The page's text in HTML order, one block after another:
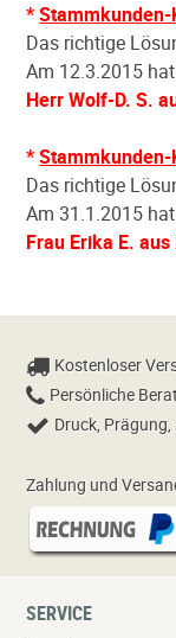
*
Das richtige
Am 12.3.2015
Herr Wolf-D. S.
*
Das richtige
Am 31.1.2015
Frau Erika E.
Kostenloser
Persönliche
Druck,
Zahlung und
SERVICE